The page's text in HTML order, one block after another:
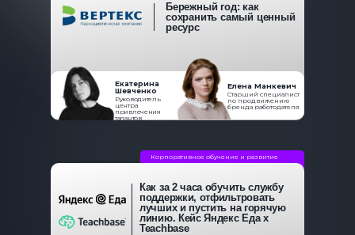
Елена Манкевич
Старший специалист
по продвижению
бренда работодателя
Руководитель
центра
привлечения
талантов
Екатерина
Шевченко
Бережный год: как
сохранить самый ценный
ресурс
Как за 2 часа обучить службу
поддержки, отфильтровать
лучших и пустить на горячую
линию. Кейс Яндекс Еда x
Teachbase
Корпоративное обучение и развитие